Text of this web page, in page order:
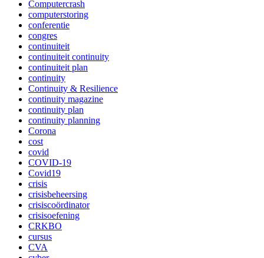
Computercrash
computerstoring
conferentie
congres
continuiteit
continuiteit continuity
continuiteit plan
continuity
Continuity & Resilience
continuity magazine
continuity plan
continuity planning
Corona
cost
covid
COVID-19
Covid19
crisis
crisisbeheersing
crisiscoördinator
crisisoefening
CRKBO
cursus
CVA